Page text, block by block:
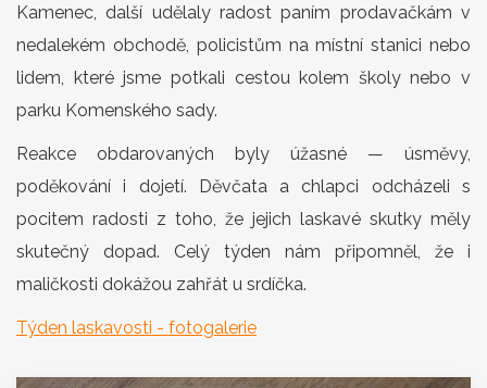
Kamenec, další udělaly radost paním prodavačkám v
nedalekém obchodě, policistům na místní stanici nebo
lidem, které jsme potkali cestou kolem školy nebo v
parku Komenského sady.
Reakce obdarovaných byly úžasné — úsměvy,
poděkování i dojetí. Děvčata a chlapci odcházeli s
pocitem radosti z toho, že jejich laskavé skutky měly
skutečný dopad. Celý týden nám připomněl, že i
maličkosti dokážou zahřát u srdíčka.
Týden laskavosti - fotogalerie